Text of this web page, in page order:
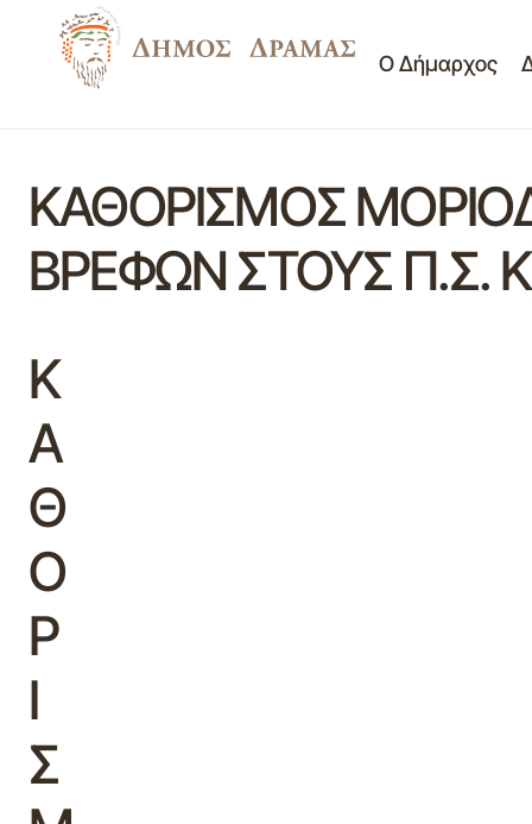
Ο Δήμαρχος
ΚΑΘΟΡΙΣΜΟΣ
ΒΡΕΦΩΝ ΣΤΟΥΣ Π.Σ.
Κ
Α
Θ
Ο
Ρ
Ι
Σ